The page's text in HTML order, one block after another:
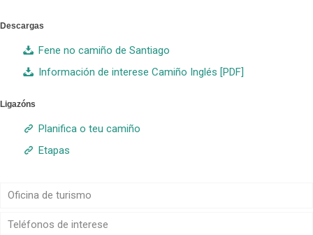
Descargas
Fene no camiño de Santiago
Información de interese Camiño Inglés [PDF]
Ligazóns
Planifica o teu camiño
Etapas
Oficina de turismo
Teléfonos de interese